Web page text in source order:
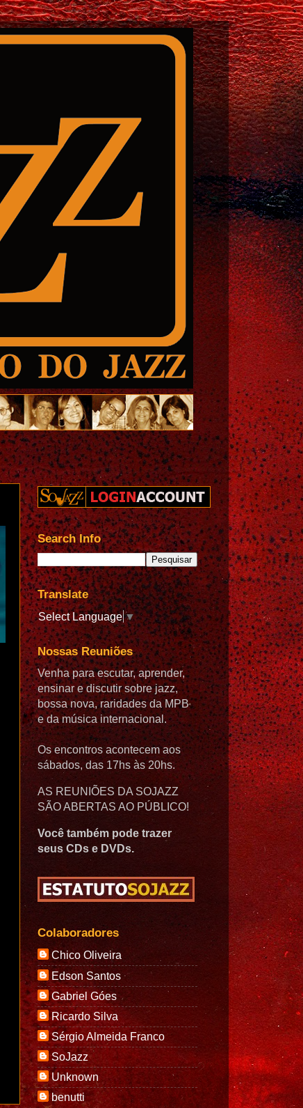
Search Info
Translate
Select Language▼
Nossas Reuniões
Venha para escutar, aprender,
ensinar e discutir sobre jazz,
bossa nova, raridades da MPB
e da música internacional.
Os encontros acontecem aos
sábados, das 17hs às 20hs.
AS REUNIÕES DA SOJAZZ
SÃO ABERTAS AO PÚBLICO!
Você também pode trazer
seus CDs e DVDs.
Colaboradores
Chico Oliveira
Edson Santos
Gabriel Góes
Ricardo Silva
Sérgio Almeida Franco
SoJazz
Unknown
benutti